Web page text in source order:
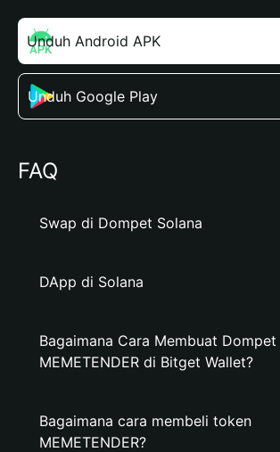
Unduh Android APK
Unduh Google Play
FAQ
Swap di Dompet Solana
DApp di Solana
Bagaimana Cara Membuat Dompet
MEMETENDER di Bitget Wallet?
Bagaimana cara membeli token
MEMETENDER?